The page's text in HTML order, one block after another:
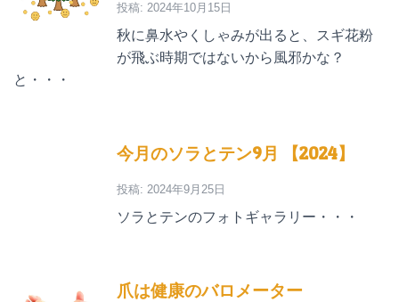
投稿: 2024年10月15日
秋に鼻水やくしゃみが出ると、スギ花粉
が飛ぶ時期ではないから風邪かな？
と・・・
今月のソラとテン9月 【2024】
投稿: 2024年9月25日
ソラとテンのフォトギャラリー・・・
爪は健康のバロメーター